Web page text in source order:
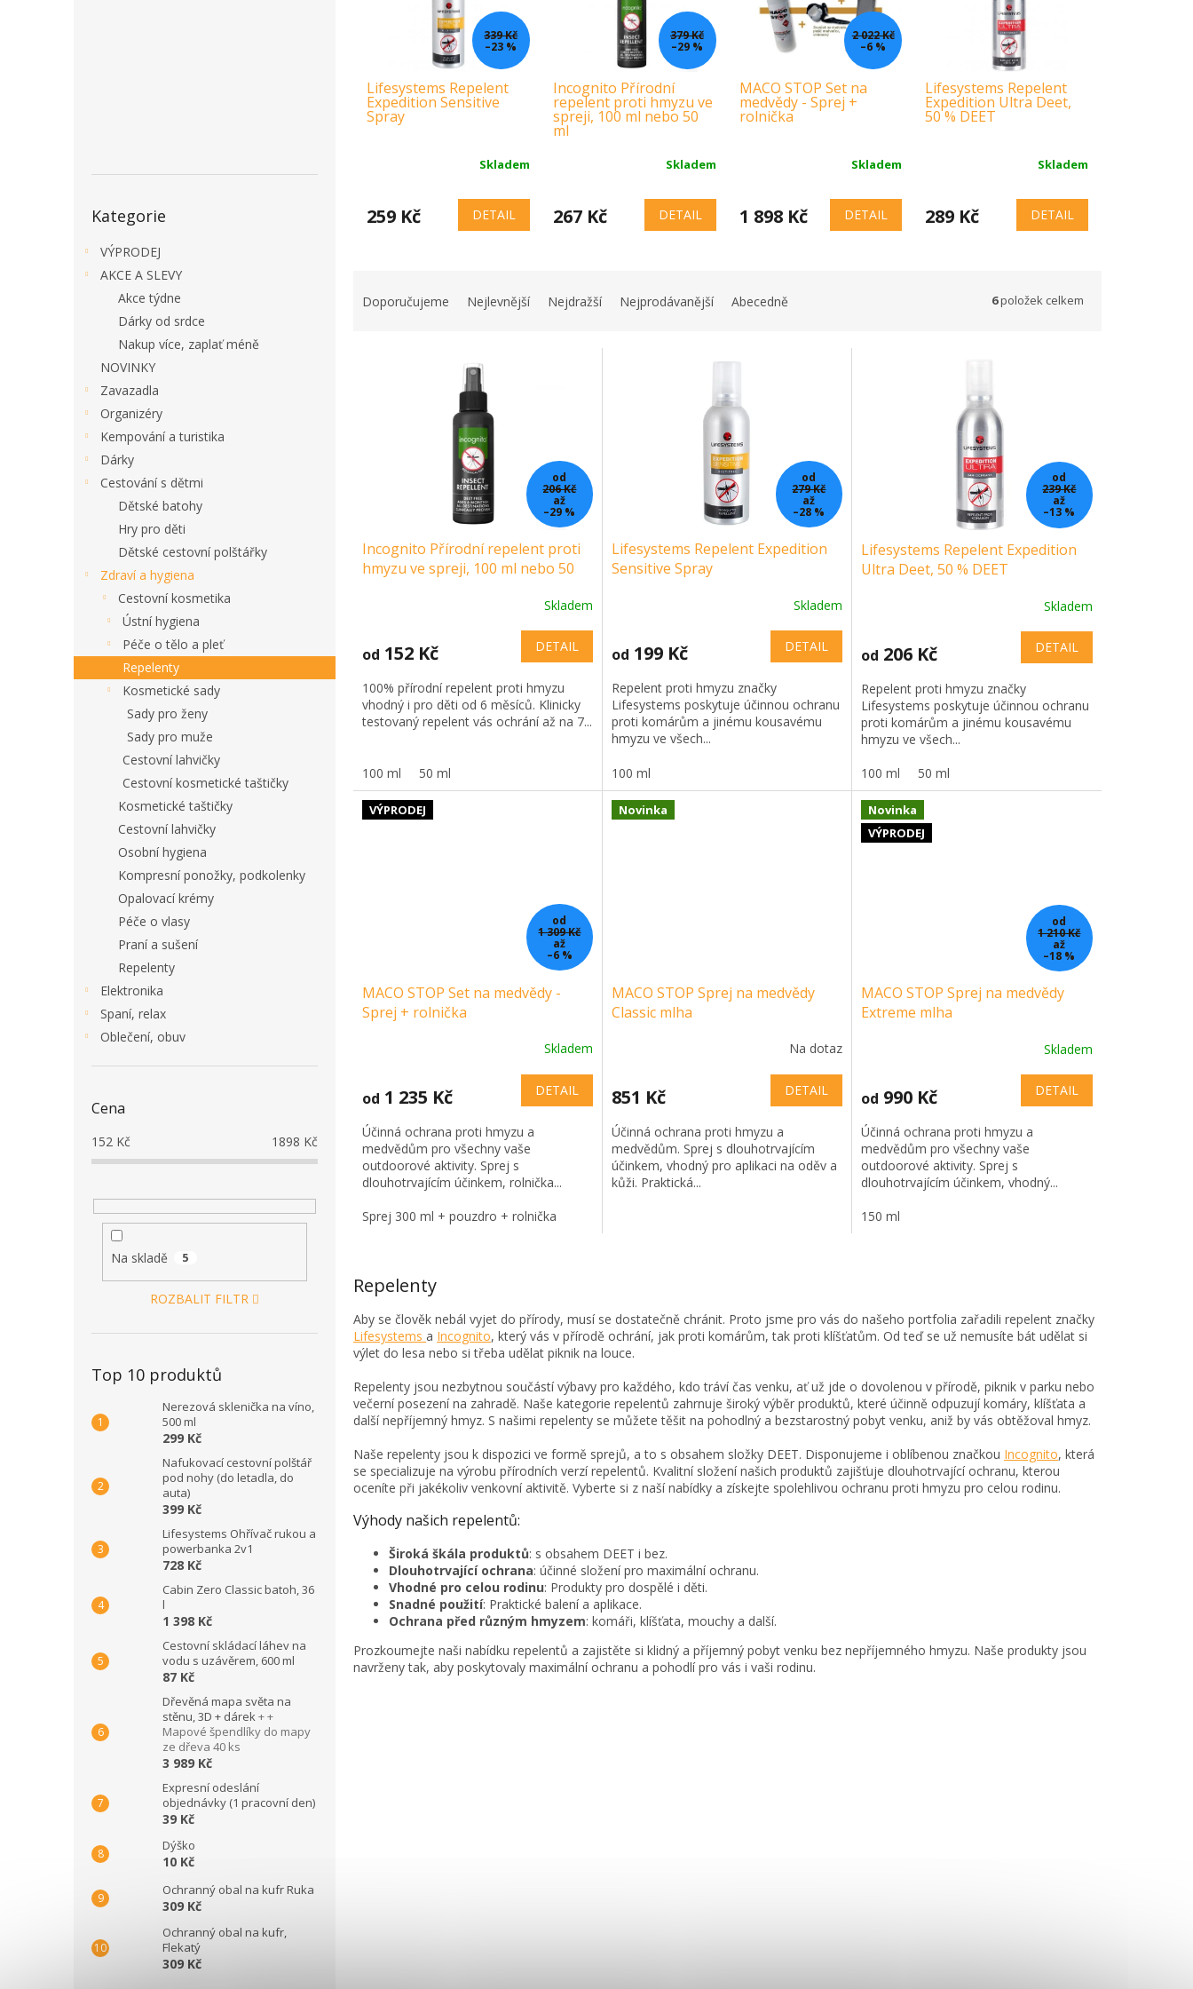
kategorie
Kategorie
VÝPRODEJ
AKCE A SLEVY
Akce týdne
Dárky od srdce
Nakup více, zaplať méně
NOVINKY
Zavazadla
Organizéry
Kempování a turistika
Dárky
Cestování s dětmi
Dětské batohy
Hry pro děti
Dětské cestovní polštářky
Zdraví a hygiena
Cestovní kosmetika
Ústní hygiena
Péče o tělo a pleť
Repelenty
Kosmetické sady
Sady pro ženy
Sady pro muže
Cestovní lahvičky
Cestovní kosmetické taštičky
Kosmetické taštičky
Cestovní lahvičky
Osobní hygiena
Kompresní ponožky, podkolenky
Opalovací krémy
Péče o vlasy
Praní a sušení
Repelenty
Elektronika
Spaní, relax
Oblečení, obuv
Cena
152 Kč 1898 Kč
Na skladě 5
ROZBALIT FILTR
Top 10 produktů
Nerezová sklenička na víno,
500 ml
299 Kč
Nafukovací cestovní polštář
pod nohy (do letadla, do
auta)
399 Kč
Lifesystems Ohřívač rukou a
powerbanka 2v1
728 Kč
Cabin Zero Classic batoh, 36
l
1 398 Kč
Cestovní skládací láhev na
vodu s uzávěrem, 600 ml
87 Kč
Dřevěná mapa světa na
stěnu, 3D + dárek+ +
Mapové špendlíky do mapy
ze dřeva 40 ks
3 989 Kč
Expresní odeslání
objednávky (1 pracovní den)
39 Kč
Dýško
10 Kč
Ochranný obal na kufr Ruka
309 Kč
Ochranný obal na kufr,
Flekatý
309 Kč
339 Kč
–23 %
Lifesystems Repelent
Expedition Sensitive
Spray
Skladem
259 Kč DETAIL
379 Kč
–29 %
Incognito Přírodní
repelent proti hmyzu ve
spreji, 100 ml nebo 50
ml
Skladem
267 Kč DETAIL
2 022 Kč
–6 %
MACO STOP Set na
medvědy - Sprej +
rolnička
Skladem
1 898 Kč DETAIL
Lifesystems Repelent
Expedition Ultra Deet,
50 % DEET
Skladem
289 Kč DETAIL
Doporučujeme Nejlevnější Nejdražší Nejprodávanější Abecedně 6položek celkem
od
206 Kč
až
–29 %
Incognito Přírodní repelent proti
hmyzu ve spreji, 100 ml nebo 50
Skladem
od 152 Kč DETAIL
100% přírodní repelent proti hmyzu
vhodný i pro děti od 6 měsíců. Klinicky
testovaný repelent vás ochrání až na 7...
100 ml 50 ml
od
279 Kč
až
–28 %
Lifesystems Repelent Expedition
Sensitive Spray
Skladem
od 199 Kč DETAIL
Repelent proti hmyzu značky
Lifesystems poskytuje účinnou ochranu
proti komárům a jinému kousavému
hmyzu ve všech...
100 ml
od
239 Kč
až
–13 %
Lifesystems Repelent Expedition
Ultra Deet, 50 % DEET
Skladem
od 206 Kč DETAIL
Repelent proti hmyzu značky
Lifesystems poskytuje účinnou ochranu
proti komárům a jinému kousavému
hmyzu ve všech...
100 ml
50 ml
VÝPRODEJ
od
1 309 Kč
až
–6 %
MACO STOP Set na medvědy -
Sprej + rolnička
Skladem
od 1 235 Kč DETAIL
Účinná ochrana proti hmyzu a
medvědům pro všechny vaše
outdoorové aktivity. Sprej s
dlouhotrvajícím účinkem, rolnička...
Sprej 300 ml + pouzdro + rolnička
Novinka
MACO STOP Sprej na medvědy
Classic mlha
Na dotaz
851 Kč DETAIL
Účinná ochrana proti hmyzu a
medvědům. Sprej s dlouhotrvajícím
účinkem, vhodný pro aplikaci na oděv a
kůži. Praktická...
Novinka
VÝPRODEJ
od
1 210 Kč
až
–18 %
MACO STOP Sprej na medvědy
Extreme mlha
Skladem
od 990 Kč DETAIL
Účinná ochrana proti hmyzu a
medvědům pro všechny vaše
outdoorové aktivity. Sprej s
dlouhotrvajícím účinkem, vhodný...
150 ml
d
a
p
r
v
y
v
ý
Repelenty
Aby se člověk nebál vyjet do přírody, musí se dostatečně chránit. Proto jsme pro vás do našeho portfolia zařadili repelent značky
Lifesystems a Incognito, který vás v přírodě ochrání, jak proti komárům, tak proti klíšťatům. Od teď se už nemusíte bát udělat si
výlet do lesa nebo si třeba udělat piknik na louce.
Repelenty jsou nezbytnou součástí výbavy pro každého, kdo tráví čas venku, ať už jde o dovolenou v přírodě, piknik v parku nebo
večerní posezení na zahradě. Naše kategorie repelentů zahrnuje široký výběr produktů, které účinně odpuzují komáry, klíšťata a
další nepříjemný hmyz. S našimi repelenty se můžete těšit na pohodlný a bezstarostný pobyt venku, aniž by vás obtěžoval hmyz.
Naše repelenty jsou k dispozici ve formě sprejů, a to s obsahem složky DEET. Disponujeme i oblíbenou značkou Incognito, která
se specializuje na výrobu přírodních verzí repelentů. Kvalitní složení našich produktů zajišťuje dlouhotrvající ochranu, kterou
oceníte při jakékoliv venkovní aktivitě. Vyberte si z naší nabídky a získejte spolehlivou ochranu proti hmyzu pro celou rodinu.
Výhody našich repelentů:
Široká škála produktů: s obsahem DEET i bez.
Dlouhotrvající ochrana: účinné složení pro maximální ochranu.
Vhodné pro celou rodinu: Produkty pro dospělé i děti.
Snadné použití: Praktické balení a aplikace.
Ochrana před různým hmyzem: komáři, klíšťata, mouchy a další.
Prozkoumejte naši nabídku repelentů a zajistěte si klidný a příjemný pobyt venku bez nepříjemného hmyzu. Naše produkty jsou
navrženy tak, aby poskytovaly maximální ochranu a pohodlí pro vás i vaši rodinu.